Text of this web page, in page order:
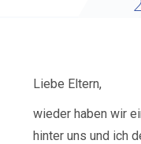
Liebe Eltern,
wieder haben wir
hinter uns und ich